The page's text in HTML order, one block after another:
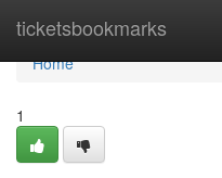
ticketsbookmarks
Home
Home
1